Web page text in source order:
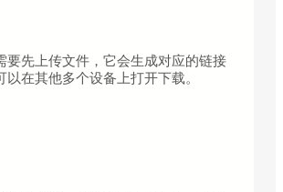
要先上传文件，它会生成对应的链接
以在其他多个设备上打开下载。